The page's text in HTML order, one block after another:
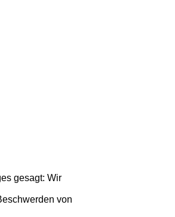
gesagt: Wir
von